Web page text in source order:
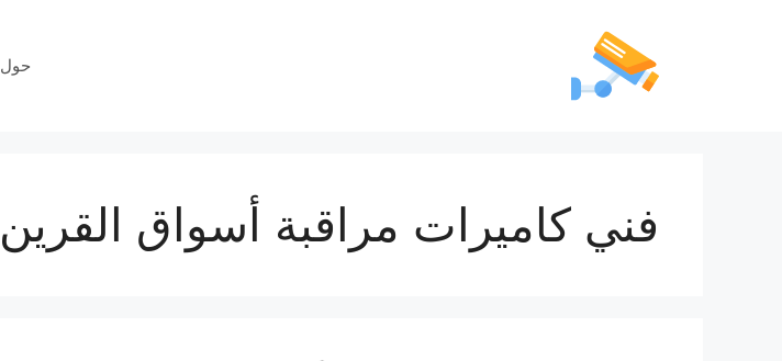
حول
فني كاميرات مراقبة أسواق القرين